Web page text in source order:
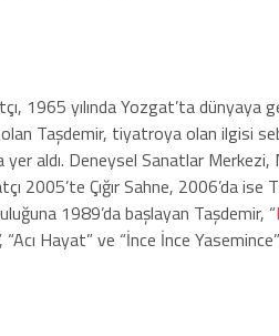
1965 yılında Yozgat’ta dünyaya
Taşdemir, tiyatroya olan ilgisi
aldı. Deneysel Sanatlar Merkezi,
2005’te Çığır Sahne, 2006’da ise
1989’da başlayan Taşdemir, “
“Acı Hayat” ve “İnce İnce